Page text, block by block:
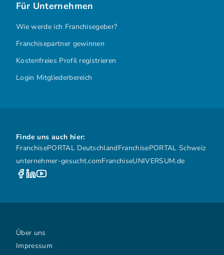
Für Unternehmen
Wie werde ich Franchisegeber?
Franchisepartner gewinnen
Kostenfreies Profil registrieren
Login Mitgliederbereich
Finde uns auch hier:
FranchisePORTAL DeutschlandFranchisePORTAL Schweiz
unternehmer-gesucht.comFranchiseUNIVERSUM.de
Über uns
Impressum